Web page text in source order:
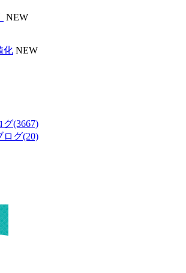
NEW
化 NEW
グ(3667)
ログ(20)